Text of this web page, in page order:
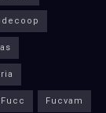
Fucc Fucvam